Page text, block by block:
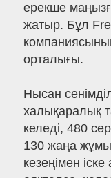
ерекше
жатыр. Бұл
орталығы.
Нысан
халықаралық
келеді, 480
130 жаңа
кезеңімен